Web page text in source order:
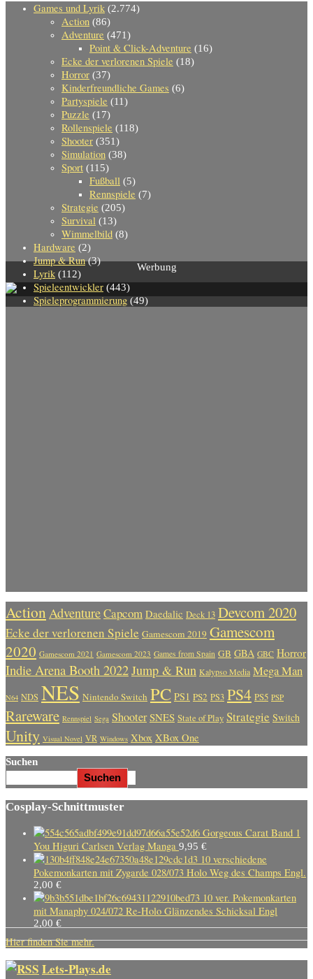
Games und Lyrik (2.774)
Action (86)
Adventure (471)
Point & Click-Adventure (16)
Ecke der verlorenen Spiele (18)
Horror (37)
Kinderfreundliche Games (6)
Partyspiele (11)
Puzzle (17)
Rollenspiele (118)
Shooter (351)
Simulation (38)
Sport (115)
Fußball (5)
Rennspiele (7)
Strategie (205)
Survival (13)
Wimmelbild (8)
Hardware (2)
Jump & Run(3)
Lyrik (112)
Spieleentwickler (443)
Spieleprogrammierung (49)
Werbung
Action AdventureCapcom Daedalic Deck 13 Devcom 2020
Ecke der verlorenen Spiele Gamescom 2019 Gamescom
2020 Gamescom 2021 Gamescom 2023 Games from Spain GB GBA GBC Horror
Indie Arena Booth 2022Jump & Run Kalypso Media Mega Man
N64 NDS NES Nintendo Switch PC PS1 PS2 PS3 PS4 PS5 PSP
Rareware Rennspiel Sega Shooter SNES State of Play Strategie Switch
Unity Visual Novel VR Windows Xbox XBox One
Suchen
Suchen
Cosplay-Schnittmuster
Gorgeous Carat Band 1
You Higuri Carlsen Verlag Manga 9,95 €
10 verschiedene
Pokemonkarten mit Zygarde 028/073 Holo Weg des Champs Engl.
2,00 €
10 ver. Pokemonkarten
mit Manaphy 024/072 Re-Holo Glänzendes Schicksal Engl
2,00 €
Hier finden Sie mehr.
Lets-Plays.de